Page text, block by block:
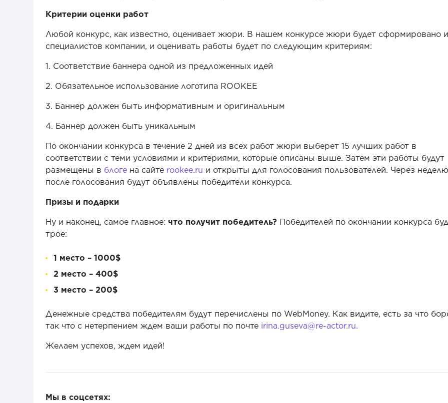
Критерии оценки работ
Любой конкурс, как известно, оценивает жюри. В нашем конкурсе жюри будет сформировано
специалистов компании, и оценивать работы будет по следующим критериям:
1. Соответствие баннера одной из предложенных идей
2. Обязательное использование логотипа ROOKEE
3. Баннер должен быть информативным и оригинальным
4. Баннер должен быть уникальным
По окончании конкурса в течение 2 дней из всех работ жюри выберет 15 лучших работ в
соответствии с теми условиями и критериями, которые описаны выше. Затем эти работы будут
размещены в блоге на сайте rookee.ru и открыты для голосования пользователей. Через неделю
после голосования будут объявлены победители конкурса.
Призы и подарки
Ну и наконец, самое главное: что получит победитель? Победителей по окончании конкурса
трое:
1 место – 1000$
2 место – 400$
3 место – 200$
Денежные средства победителям будут перечислены по WebMoney. Как видите, есть за что
так что с нетерпением ждем ваши работы по почте irina.guseva@re-actor.ru.
Желаем успехов, ждем идей!
Мы в соцсетях: